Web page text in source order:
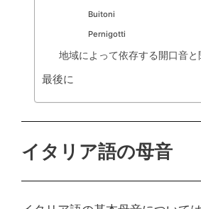
Buitoni
Pernigotti
地域によって依存する開口音と
最後に
イタリア語の母音